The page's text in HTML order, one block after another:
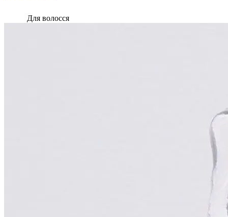
Для волосся